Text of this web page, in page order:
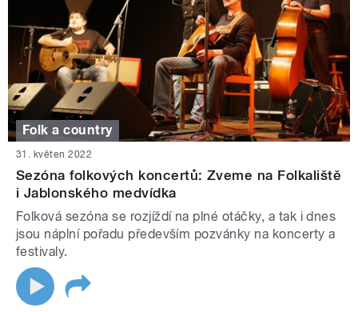
Folk a country
31. květen 2022
Sezóna folkových koncertů: Zveme na Folkaliště
i Jablonského medvídka
Folková sezóna se rozjíždí na plné otáčky, a tak i dnes
jsou náplní pořadu především pozvánky na koncerty a
festivaly.